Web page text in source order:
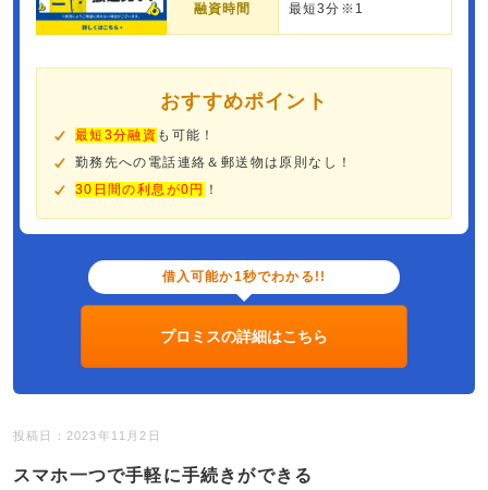
融資時間 最短3分※1
おすすめポイント
最短3分融資 も可能！
勤務先への電話連絡＆郵送物は原則なし！
30日間の利息が0円
！
借入可能か1秒でわかる!!
プロミスの詳細はこちら
投稿日：2023年11月2日
スマホ一つで手軽に手続きができる